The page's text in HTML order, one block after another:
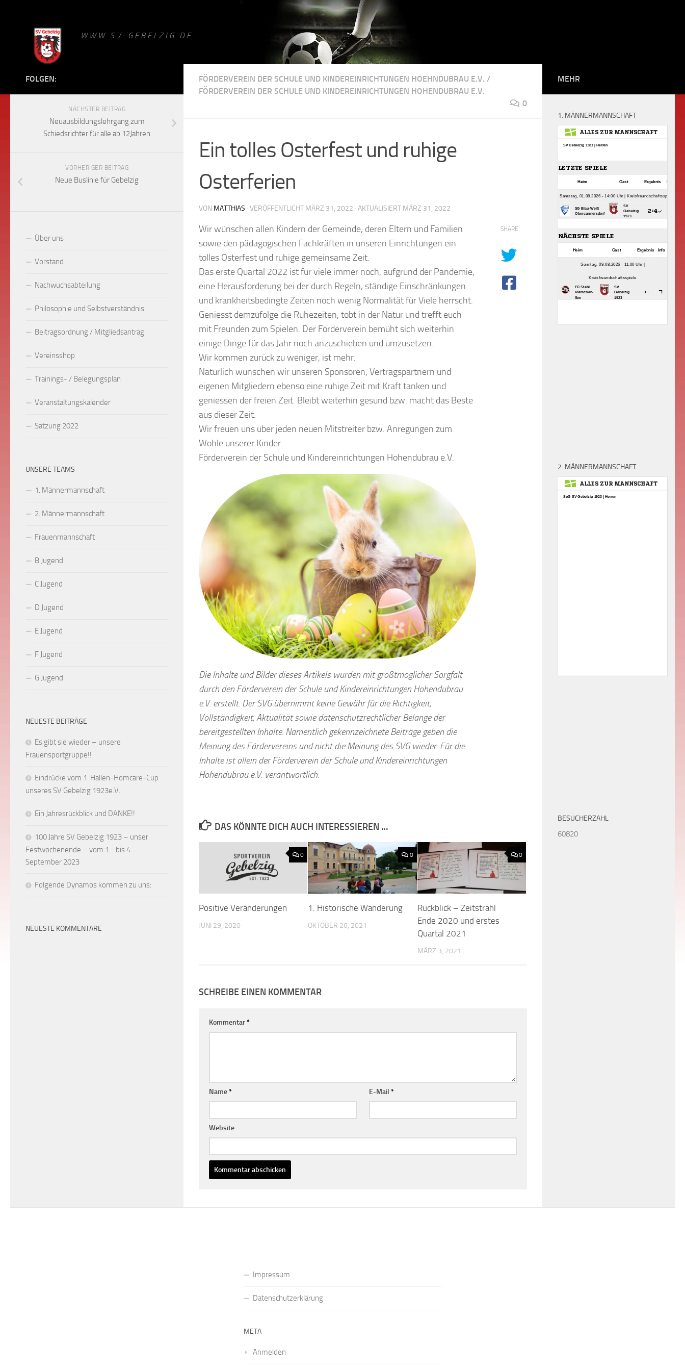
W W W . S V - G E B E L Z I G . D E
FÖRDERVEREIN DER SCHULE UND KINDEREINRICHTUNGEN HOEHNDUBRAU E.V. /
FÖRDERVEREIN DER SCHULE UND KINDEREINRICHTUNGEN HOHENDUBRAU E.V.
0
Ein tolles Osterfest und ruhige
Osterferien
VON MATTHIAS · VERÖFFENTLICHT MÄRZ 31, 2022 · AKTUALISIERT MÄRZ 31, 2022
Wir wünschen allen Kindern der Gemeinde, deren Eltern und Familien
sowie den pädagogischen Fachkräften in unseren Einrichtungen ein
tolles Osterfest und ruhige gemeinsame Zeit.
Das erste Quartal 2022 ist für viele immer noch, aufgrund der Pandemie,
eine Herausforderung bei der durch Regeln, ständige Einschränkungen
und krankheitsbedingte Zeiten noch wenig Normalität für Viele herrscht.
Geniesst demzufolge die Ruhezeiten, tobt in der Natur und trefft euch
mit Freunden zum Spielen. Der Förderverein bemüht sich weiterhin
einige Dinge für das Jahr noch anzuschieben und umzusetzen.
Wir kommen zurück zu weniger, ist mehr.
Natürlich wünschen wir unseren Sponsoren, Vertragspartnern und
eigenen Mitgliedern ebenso eine ruhige Zeit mit Kraft tanken und
geniessen der freien Zeit. Bleibt weiterhin gesund bzw. macht das Beste
aus dieser Zeit.
Wir freuen uns über jeden neuen Mitstreiter bzw. Anregungen zum
Wohle unserer Kinder.
Förderverein der Schule und Kindereinrichtungen Hohendubrau e.V.
Die Inhalte und Bilder dieses Artikels wurden mit größtmöglicher Sorgfalt
durch den Förderverein der Schule und Kindereinrichtungen Hohendubrau
e.V. erstellt. Der SVG übernimmt keine Gewähr für die Richtigkeit,
Vollständigkeit, Aktualität sowie datenschutzrechtlicher Belange der
bereitgestellten Inhalte. Namentlich gekennzeichnete Beiträge geben die
Meinung des Fördervereins und nicht die Meinung des SVG wieder. Für die
Inhalte ist allein der Förderverein der Schule und Kindereinrichtungen
Hohendubrau e.V. verantwortlich.
SHARE
DAS KÖNNTE DICH AUCH INTERESSIEREN …
0
Positive Veränderungen
JUNI 29, 2020
0
1. Historische Wanderung
OKTOBER 26, 2021
0
Rückblick – Zeitstrahl
Ende 2020 und erstes
Quartal 2021
MÄRZ 3, 2021
SCHREIBE EINEN KOMMENTAR
Kommentar*
Name* E-Mail*
Website
FOLGEN:
NÄCHSTER BEITRAG
Neuausbildungslehrgang zum
Schiedsrichter für alle ab 12Jahren
VORHERIGER BEITRAG
Neue Buslinie für Gebelzig
Über uns
Vorstand
Nachwuchsabteilung
Philosophie und Selbstverständnis
Beitragsordnung / Mitgliedsantrag
Vereinsshop
Trainings- / Belegungsplan
Veranstaltungskalender
Satzung 2022
UNSERE TEAMS
1. Männermannschaft
2. Männermannschaft
Frauenmannschaft
B Jugend
C Jugend
D Jugend
E Jugend
F Jugend
G Jugend
NEUESTE BEITRÄGE
Es gibt sie wieder – unsere
Frauensportgruppe!!
Eindrücke vom 1. Hallen-Homcare-Cup
unseres SV Gebelzig 1923e.V.
Ein Jahresrückblick und DANKE!!
100 Jahre SV Gebelzig 1923 – unser
Festwochenende – vom 1.- bis 4.
September 2023
Folgende Dynamos kommen zu uns:
NEUESTE KOMMENTARE
MEHR
1. MÄNNERMANNSCHAFT
2. MÄNNERMANNSCHAFT
BESUCHERZAHL
60820
Impressum
Datenschutzerklärung
META
Anmelden